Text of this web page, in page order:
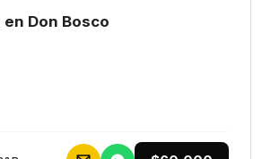
Don Bosco